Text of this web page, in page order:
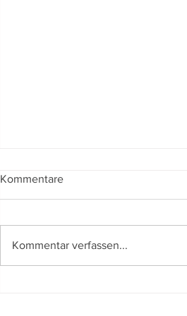
Kommentare
Kommentar verfassen...